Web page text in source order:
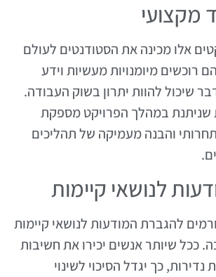
מקצועי
אלו מכינה את הסטודנטים לעולם
רוכשים מיומנויות מעשיות וידע
שיכול להוות יתרון בשוק העבודה.
במהלך הפרויקט מספקת
והבנה מעמיקה של תהליכים
לנושאי קיימות
להגברת המודעות לנושאי קיימות
ככל שיותר אנשים יכירו את חשיבות
כך יגדל הסיכוי לשינוי